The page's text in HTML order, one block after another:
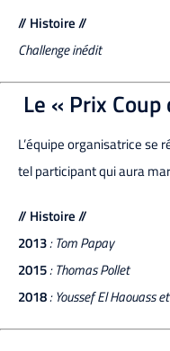
// Histoire //
Challenge inédit
Le « Prix
L’équipe organisatrice se
tel participant qui aura
// Histoire //
2013: Tom Papay
2015: Thomas Pollet
2018: Youssef El Haouass